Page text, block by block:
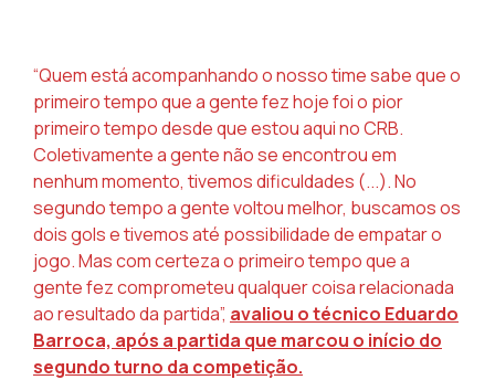
“Quem está acompanhando o nosso time sabe que o
primeiro tempo que a gente fez hoje foi o pior
primeiro tempo desde que estou aqui no CRB.
Coletivamente a gente não se encontrou em
nenhum momento, tivemos dificuldades (...). No
segundo tempo a gente voltou melhor, buscamos os
dois gols e tivemos até possibilidade de empatar o
jogo. Mas com certeza o primeiro tempo que a
gente fez comprometeu qualquer coisa relacionada
ao resultado da partida”, avaliou o técnico Eduardo
Barroca, após a partida que marcou o início do
segundo turno da competição.